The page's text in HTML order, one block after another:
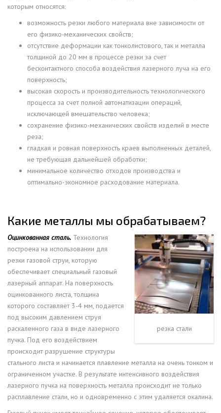
которым относятся:
возможность резки любого материала вне зависимости от
его физико-механических свойств;
отсутствие деформации как тонколистового, так и металла
толщиной до 20 мм в процессе резки за счет
бесконтактного способа воздействия лазерного луча на его
поверхность;
высокая скорость и производительность технологического
процесса за счет полной автоматизации операций,
исключающей вмешательство человека;
сохранение физико-механических свойств изделий в месте
реза;
гладкая и ровная поверхность краев выполненных деталей,
не требующая дальнейшей обработки;
минимальное количество отходов производства и
оптимально-экономное расходование материала.
Какие металлы мы обрабатываем?
резка стали
Оцинкованная сталь. Технология
построена на использовании для
резки газовой струи, которую
обеспечивает специальный газовый
лазерный аппарат. На поверхность
оцинкованного листа, толщина
которого составляет 3-4 мм, подается
под высоким давлением струя
раскаленного газа в виде лазерного
пучка. Под его воздействием
происходит разрушение структуры
стального листа и начинается плавление металла на очень тонком и
ограниченном участке. В результате интенсивного воздействия
лазерного пучка на поверхность металла происходит не только
расплавление стали, но и одновременно с этим удаляется окалина.